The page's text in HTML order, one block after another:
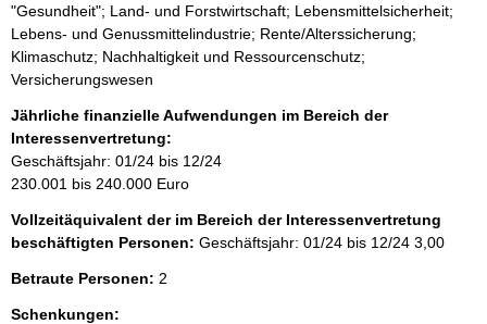
i
s
:
"Gesundheit"; Land- und Forstwirtschaft; Lebensmittelsicherheit;
Lebens- und Genussmittelindustrie; Rente/Alterssicherung;
Klimaschutz; Nachhaltigkeit und Ressourcenschutz;
Versicherungswesen
Jährliche finanzielle Aufwendungen im Bereich der
Interessenvertretung:
Geschäftsjahr: 01/24 bis 12/24
230.001 bis 240.000 Euro
Vollzeitäquivalent der im Bereich der Interessenvertretung
beschäftigten Personen: Geschäftsjahr: 01/24 bis 12/24 3,00
Betraute Personen: 2
Schenkungen: